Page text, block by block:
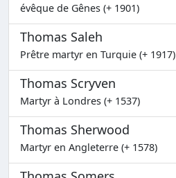
évêque de Gênes (+ 1901)
Thomas Saleh
Prêtre martyr en Turquie (+ 1917)
Thomas Scryven
Martyr à Londres (+ 1537)
Thomas Sherwood
Martyr en Angleterre (+ 1578)